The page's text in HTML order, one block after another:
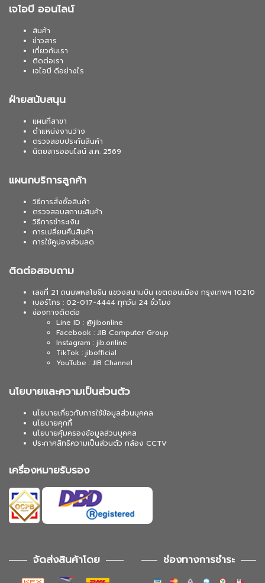
เจไอบี ออนไลน์
สินค้า
ข่าวสาร
เกี่ยวกับเรา
ติดต่อเรา
เจไอบี ดีอย่างไร
ฝ่ายสนับสนุน
แผนที่สาขา
ตำแหน่งงานว่าง
ตรวจสอบประกันสินค้า
นิตยสารออนไลน์ ส.ค. 2569
แผนกบริการลูกค้า
วิธีการสั่งซื้อสินค้า
ตรวจสอบสถานะสินค้า
วิธีการชำระเงิน
การเปลี่ยนคืนสินค้า
การใช้คูปองส่วนลด
ติดต่อสอบถาม
เลขที่ 21 ถนนพหลโยธิน แขวงสนามบิน เขตดอนเมือง กรุงเทพฯ 10210
เบอร์โทร : 02-017-4444 ทุกวัน 24 ชั่วโมง
ช่องทางติดต่อ
Line ID : @jibonline
Facebook : JIB Computer Group
Instagram : jib.online
TikTok : jibofficial
YouTube : JIB Channel
นโยบายและความเป็นส่วนตัว
นโยบายเกี่ยวกับการใช้ข้อมูลส่วนบุคคล
นโยบายคุกกี้
นโยบายคุ้มครองข้อมูลส่วนบุคคล
ประกาศสิทธิความเป็นส่วนตัว กล้อง CCTV
เครื่องหมายรับรอง
จัดส่งสินค้าโดย ช่องทางการชำระ